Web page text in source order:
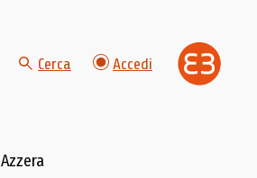
Cerca Accedi
Azzera